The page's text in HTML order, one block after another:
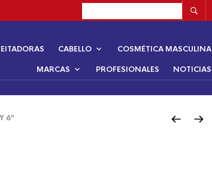
CABELLO COSMÉTICA MASCULINA
MARCAS PROFESIONALES NOTICIAS
6″